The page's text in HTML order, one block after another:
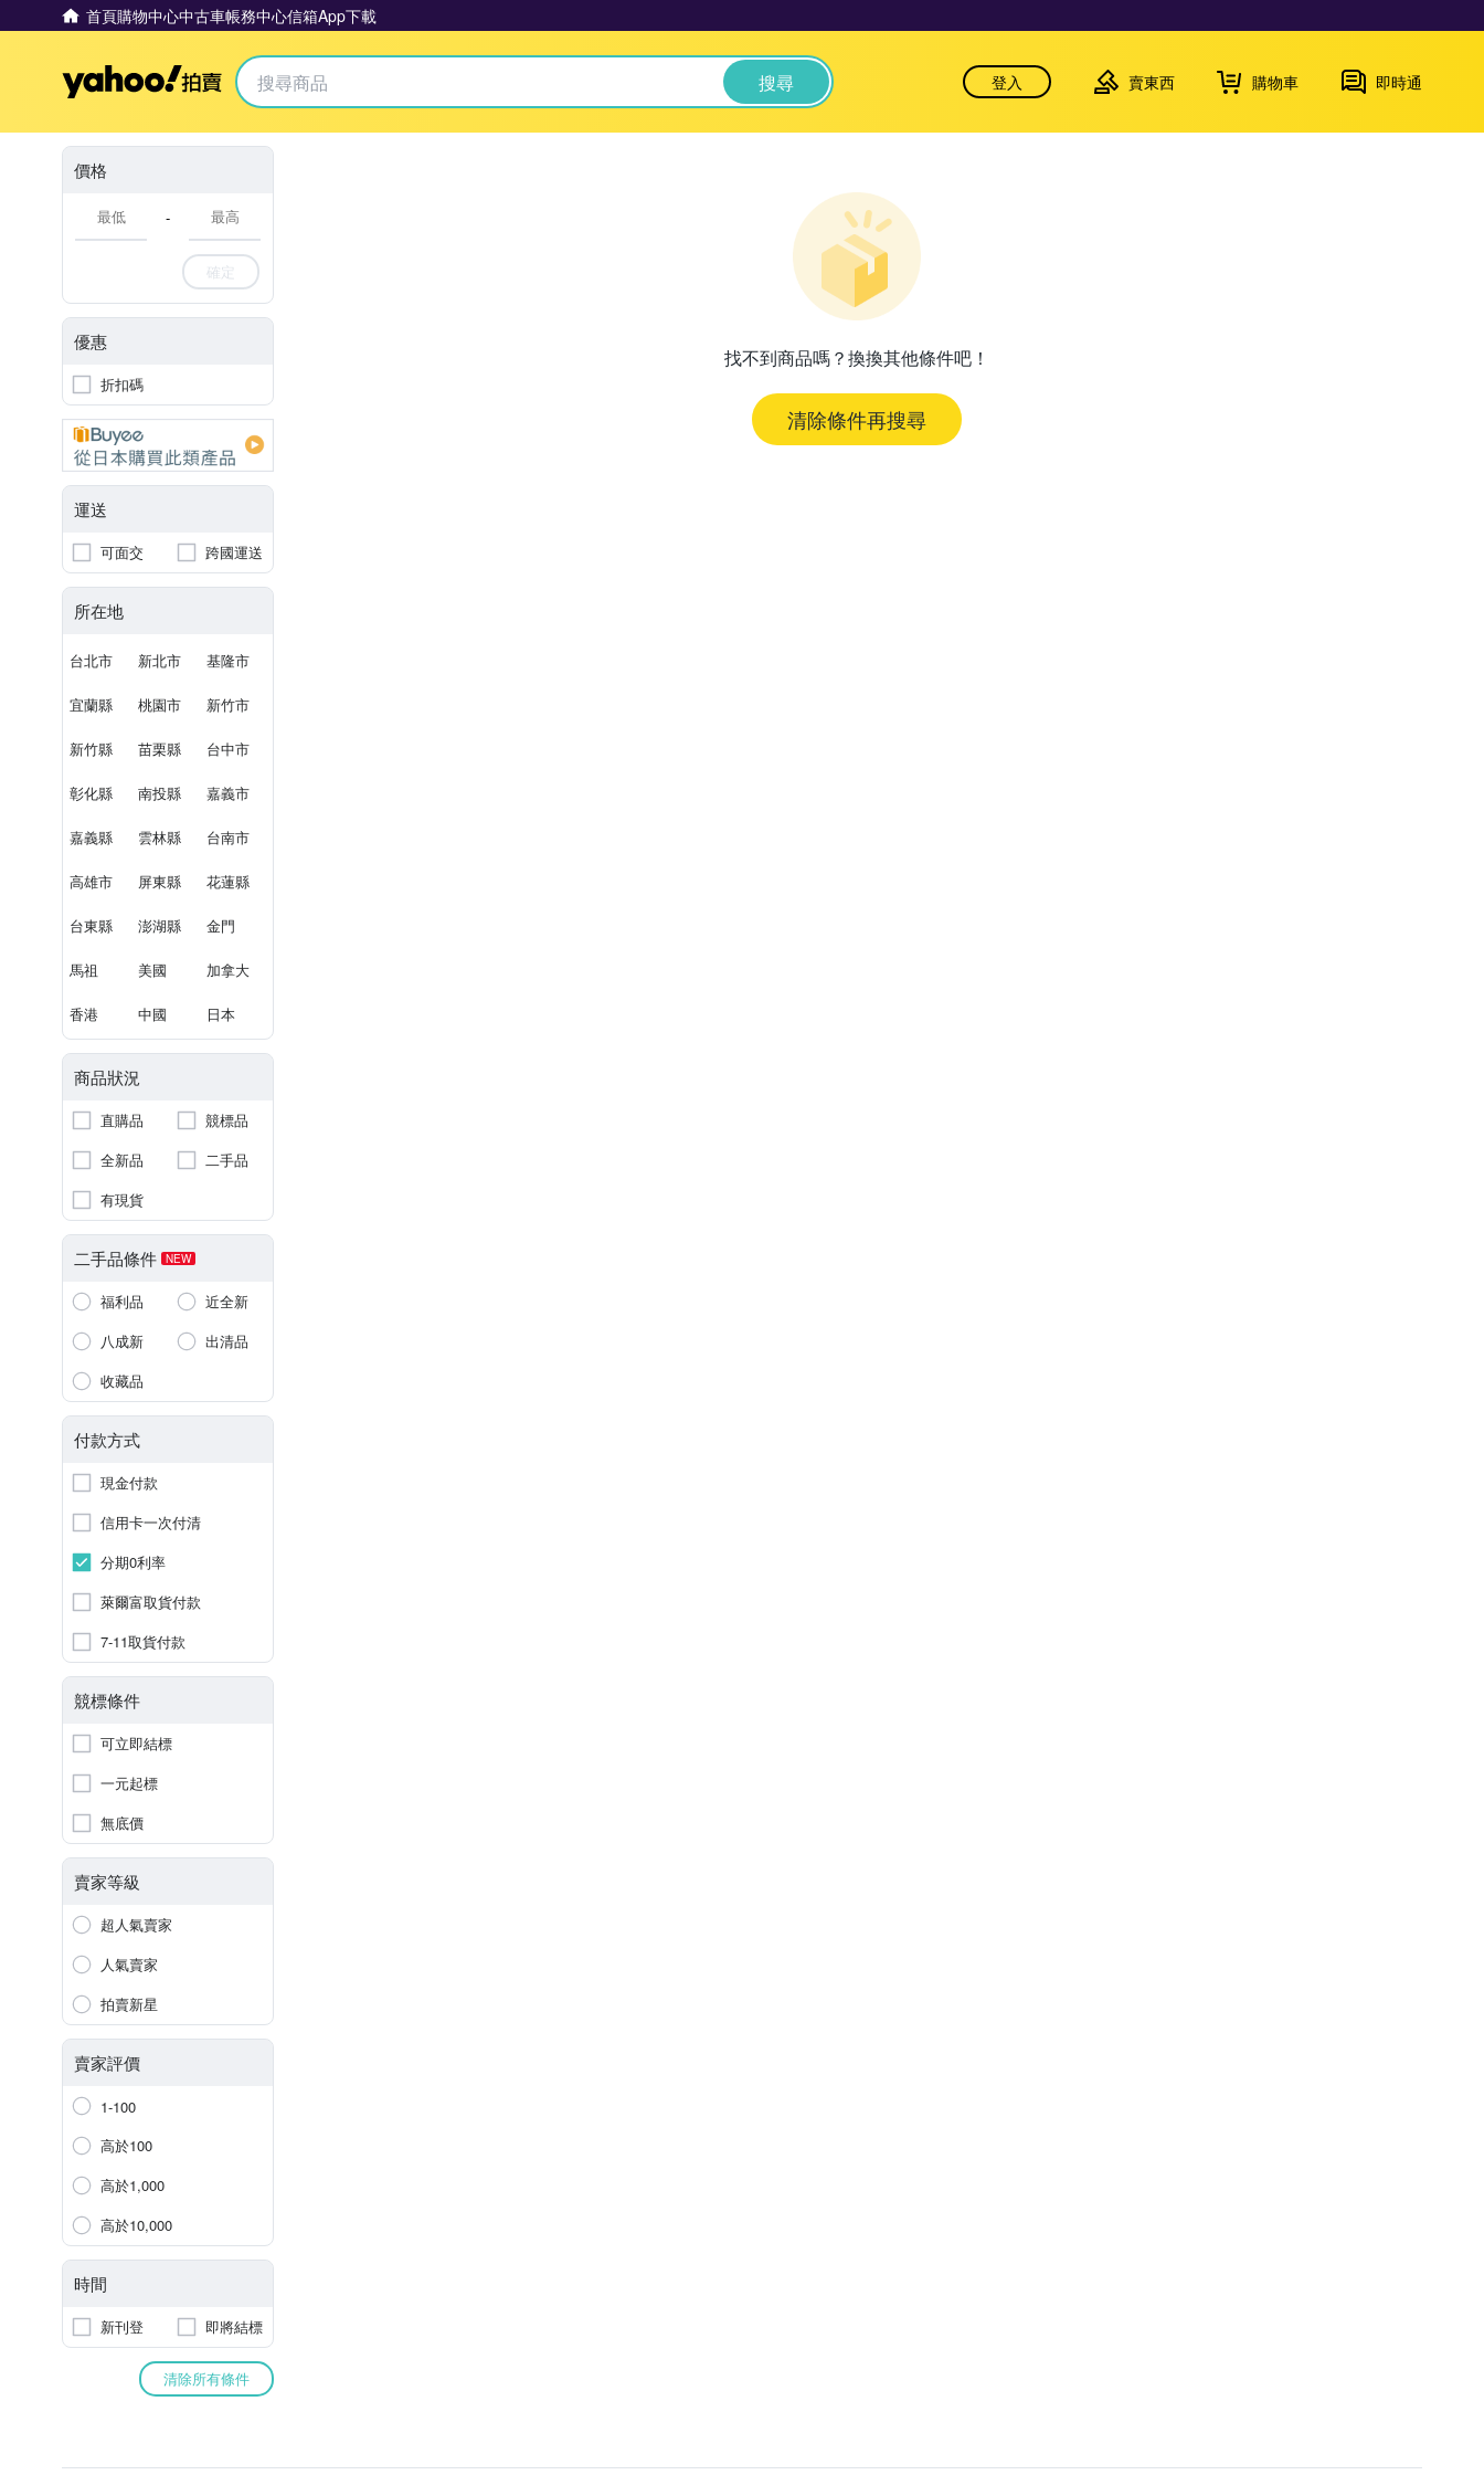
首頁購物中心中古車帳務中心信箱App下載
Yahoo拍賣 搜尋 登入 賣東西 購物車 即時通
價格
-
確定
優惠
折扣碼
運送
可面交 跨國運送
所在地
台北市 新北市 基隆市
宜蘭縣 桃園市 新竹市
新竹縣 苗栗縣 台中市
彰化縣 南投縣 嘉義市
嘉義縣 雲林縣 台南市
高雄市 屏東縣 花蓮縣
台東縣 澎湖縣 金門
馬祖 美國 加拿大
香港 中國 日本
商品狀況
直購品
競標品
全新品
二手品
有現貨
二手品條件 NEW
福利品
近全新
八成新
出清品
收藏品
付款方式
現金付款
信用卡一次付清
分期0利率
萊爾富取貨付款
7-11取貨付款
競標條件
可立即結標
一元起標
無底價
賣家等級
超人氣賣家
人氣賣家
拍賣新星
賣家評價
1-100
高於100
高於1,000
高於10,000
時間
新刊登 即將結標
清除所有條件
找不到商品嗎？換換其他條件吧！
清除條件再搜尋